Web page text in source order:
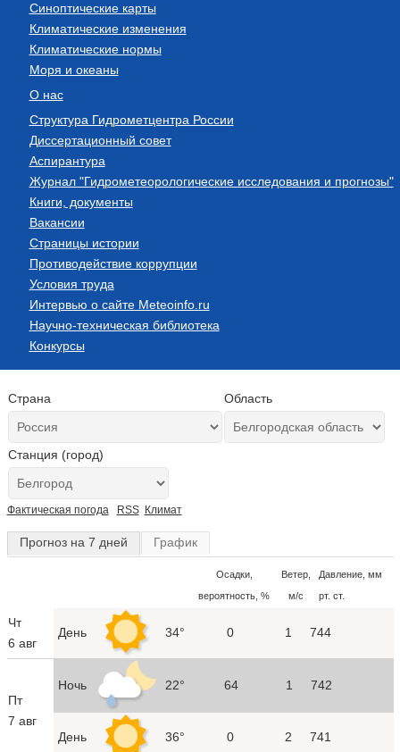
Синоптические карты
Климатические изменения
Климатические нормы
Моря и океаны
О нас
Структура Гидрометцентра России
Диссертационный совет
Аспирантура
Журнал "Гидрометеорологические исследования и прогнозы"
Книги, документы
Вакансии
Страницы истории
Противодействие коррупции
Условия труда
Интервью о сайте Meteoinfo.ru
Научно-техническая библиотека
Конкурсы
Страна Область
Станция (город)
Фактическая погода RSS Климат
Прогноз на 7 дней График
Осадки,
вероятность, %
Ветер,
м/с
Давление, мм
рт. ст.
Чт
6 авг
День 34° 0 1 744
Пт
7 авг
Ночь 22° 64 1 742
День 36° 0 2 741